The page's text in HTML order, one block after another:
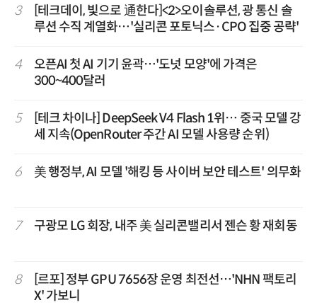
3
[테크데이, 빛으로 通한다]<2>오이솔루션, 광 통신 솔
루션 수직 계열화…'실리콘 포토닉스·CPO 집중 공략'
4
오픈AI 첫 AI 기기 윤곽…'도넛 모양'에 가격은
300~400달러
5
[테크 차이나] DeepSeek V4 Flash 1위… 중국 모델 강
세 지속(OpenRouter 주간 AI 모델 사용량 순위)
6 美 행정부, AI 모델 '해킹 등 사이버 보안 테스트' 의무화
7 구광모 LG 회장, 내주 美 실리콘밸리서 젠슨 황 재회동
8
[르포] 정부 GPU 7656장 운영 최전선…'NHN 팩토리
X' 가보니